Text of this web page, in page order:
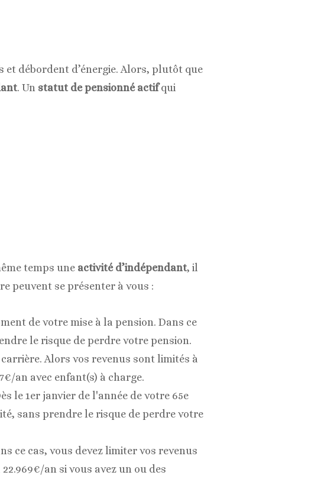
débordent d’énergie. Alors, plutôt que
. Un statut de pensionné actifqui
temps une activité d’indépendant, il
peuvent se présenter à vous :
de votre mise à la pension. Dans ce
le risque de perdre votre pension.
Alors vos revenus sont limités à
an avec enfant(s) à charge.
le 1er janvier de l'année de votre 65e
sans prendre le risque de perdre votre
ce cas, vous devez limiter vos revenus
an si vous avez un ou des